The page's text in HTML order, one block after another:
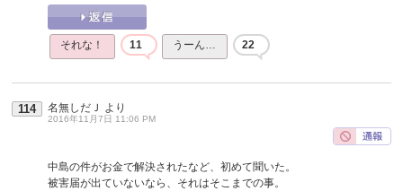
それな！ 11 うーん… 22
114 名無しだＪ より
2016年11月7日 11:06 PM
中島の件がお金で解決されたなど、初めて聞いた。
被害届が出ていないなら、それはそこまでの事。